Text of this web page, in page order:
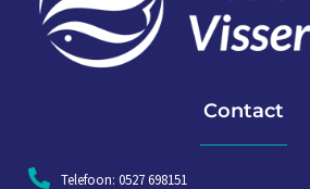
Contact
Telefoon: 0527 698151